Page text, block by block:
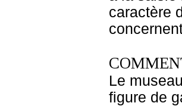
caractère
Le
figure de